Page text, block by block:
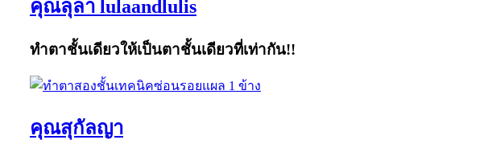
คุณลุลา lulaandlulis
ทำตาชั้นเดียวให้เป็นตาชั้นเดียวที่เท่ากัน!!
คุณสุกัลญา